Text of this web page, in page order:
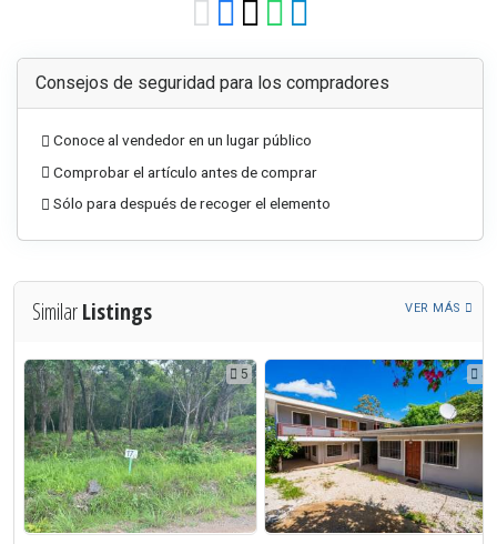
Consejos de seguridad para los compradores
Conoce al vendedor en un lugar público
Comprobar el artículo antes de comprar
Sólo para después de recoger el elemento
SimilarListings VER MÁS
5